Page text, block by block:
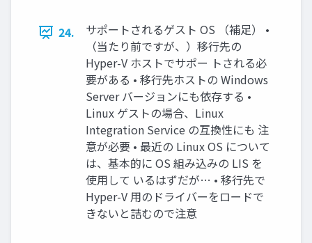
24.
サポートされるゲスト OS （補足） •
（当たり前ですが、）移行先の
Hyper-V ホストでサポー トされる必
要がある • 移行先ホストの Windows
Server バージョンにも依存する •
Linux ゲストの場合、Linux
Integration Service の互換性にも 注
意が必要 • 最近の Linux OS について
は、基本的に OS 組み込みの LIS を
使用して いるはずだが… • 移行先で
Hyper-V 用のドライバーをロードで
きないと詰むので注意